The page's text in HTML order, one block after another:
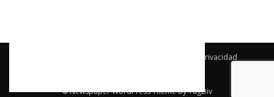
Política de privacidad
© Newspaper WordPress Theme by TagDiv